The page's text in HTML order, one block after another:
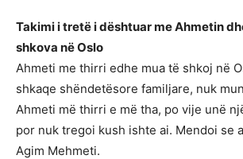
Takimi i tretë i dështuar me Ahmetin
shkova në Oslo
Ahmeti me thirri edhe mua të shkoj në
shkaqe shëndetësore familjare, nuk
Ahmeti më thirri e më tha, po vije unë
por nuk tregoi kush ishte ai. Mendoi se
Agim Mehmeti.